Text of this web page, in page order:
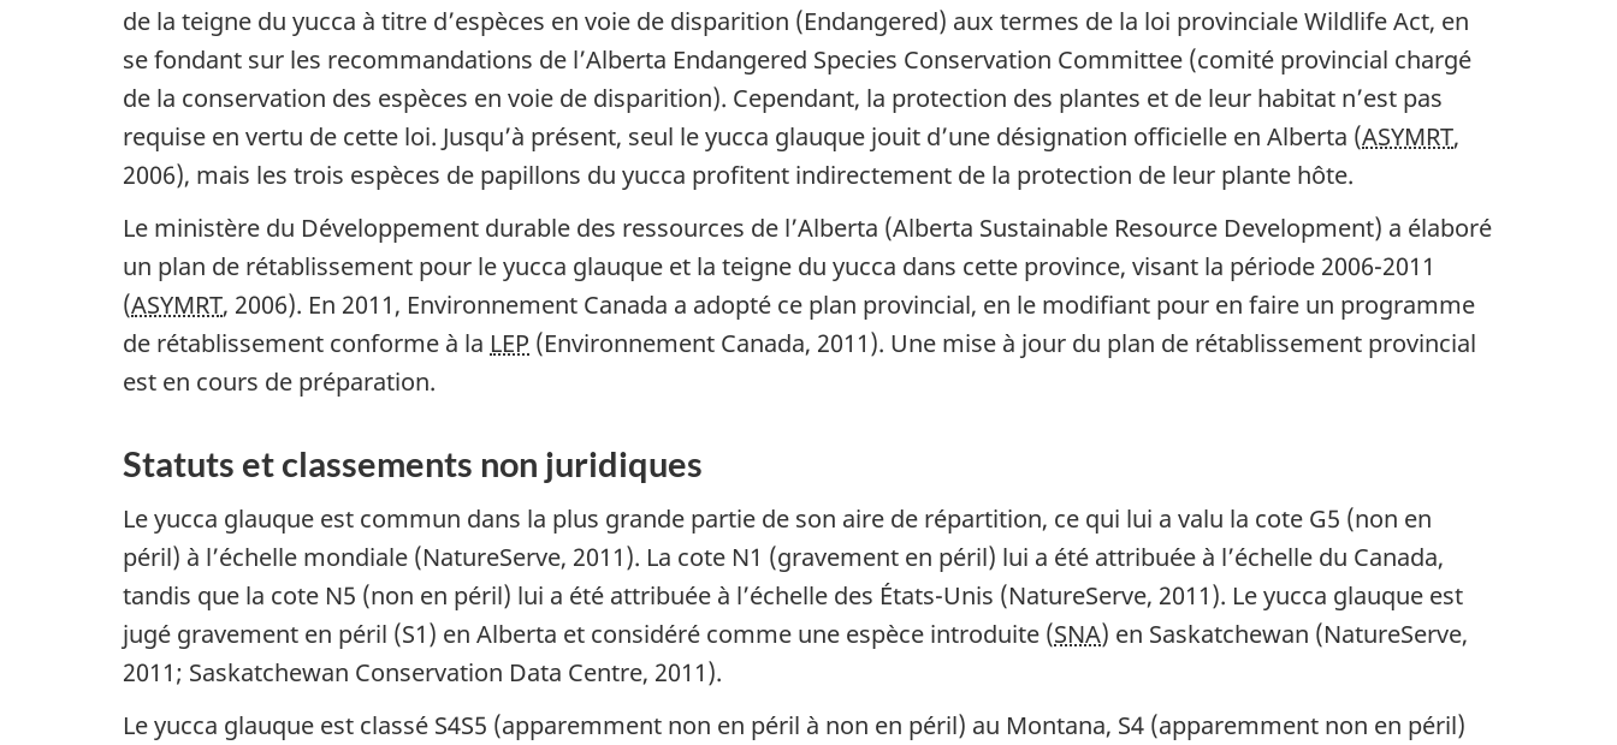
de la teigne du yucca à titre d’espèces en voie de disparition (Endangered) aux termes de la loi provincialeWildlife Act, en
se fondant sur les recommandations de l’Alberta Endangered Species Conservation Committee (comité provincial chargé
de la conservation des espèces en voie de disparition). Cependant, la protection des plantes et de leur habitat n’est pas
requise en vertu de cette loi. Jusqu’à présent, seul le yucca glauque jouit d’une désignation officielle en Alberta (ASYMRT,
2006), mais les trois espèces de papillons du yucca profitent indirectement de la protection de leur plante hôte.
Le ministère du Développement durable des ressources de l’Alberta (Alberta Sustainable Resource Development) a élaboré
un plan de rétablissement pour le yucca glauque et la teigne du yucca dans cette province, visant la période 2006-2011
(ASYMRT, 2006). En 2011, Environnement Canada a adopté ce plan provincial, en le modifiant pour en faire un programme
de rétablissement conforme à la LEP (Environnement Canada, 2011). Une mise à jour du plan de rétablissement provincial
est en cours de préparation.
Statuts et classements non juridiques
Le yucca glauque est commun dans la plus grande partie de son aire de répartition, ce qui lui a valu la cote G5 (non en
péril) à l’échelle mondiale (NatureServe, 2011). La cote N1 (gravement en péril) lui a été attribuée à l’échelle du Canada,
tandis que la cote N5 (non en péril) lui a été attribuée à l’échelle des États-Unis (NatureServe, 2011). Le yucca glauque est
jugé gravement en péril (S1) en Alberta et considéré comme une espèce introduite (SNA) en Saskatchewan (NatureServe,
2011; Saskatchewan Conservation Data Centre, 2011).
Le yucca glauque est classé S4S5 (apparemment non en péril à non en péril) au Montana, S4 (apparemment non en péril)